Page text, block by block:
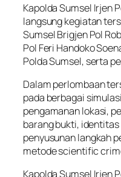
Kapolda Sumsel Irjen
langsung kegiatan
Sumsel Brigjen Pol
Pol Feri Handoko
Polda Sumsel, serta
Dalam perlombaan
pada berbagai
pengamanan lokasi,
barang bukti,
penyusunan langkah
metode scientific
Kapolda Sumsel Irjen